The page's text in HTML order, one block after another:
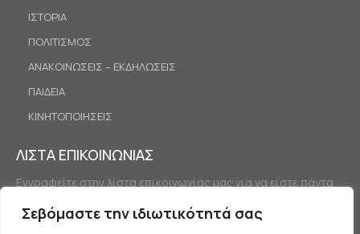
Σεβόμαστε την ιδιωτικότητά σας
ΙΣΤΟΡΙΑ
ΠΟΛΙΤΙΣΜΟΣ
ΑΝΑΚΟΙΝΩΣΕΙΣ – ΕΚΔΗΛΩΣΕΙΣ
ΠΑΙΔΕΙΑ
ΚΙΝΗΤΟΠΟΙΗΣΕΙΣ
ΛΙΣΤΑ ΕΠΙΚΟΙΝΩΝΙΑΣ
Εγγραφείτε στην λίστα επικοινωνίας μας για να είστε πάντα